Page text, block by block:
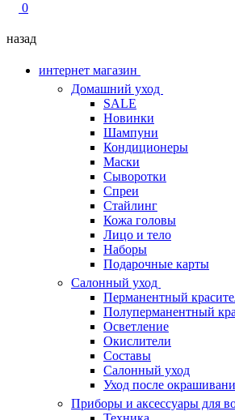
0
назад
интернет магазин
Домашний уход
SALE
Новинки
Шампуни
Кондиционеры
Маски
Сыворотки
Спреи
Стайлинг
Кожа головы
Лицо и тело
Наборы
Подарочные карты
Салонный уход
Перманентный
Полуперманентный
Осветление
Окислители
Составы
Салонный уход
Уход после
Приборы и аксессуары для